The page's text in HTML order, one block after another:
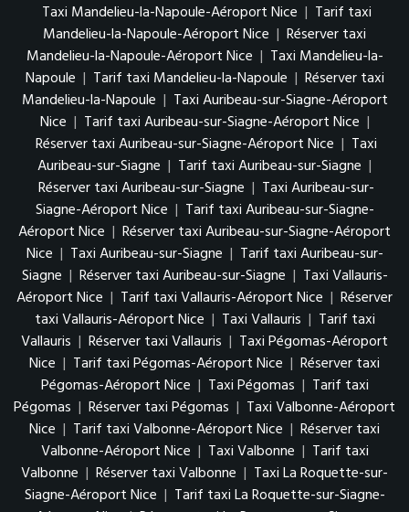
Taxi Mandelieu-la-Napoule-Aéroport Nice | Tarif taxi
Mandelieu-la-Napoule-Aéroport Nice | Réserver taxi
Mandelieu-la-Napoule-Aéroport Nice | Taxi Mandelieu-la-
Napoule | Tarif taxi Mandelieu-la-Napoule | Réserver taxi
Mandelieu-la-Napoule | Taxi Auribeau-sur-Siagne-Aéroport
Nice | Tarif taxi Auribeau-sur-Siagne-Aéroport Nice |
Réserver taxi Auribeau-sur-Siagne-Aéroport Nice | Taxi
Auribeau-sur-Siagne | Tarif taxi Auribeau-sur-Siagne |
Réserver taxi Auribeau-sur-Siagne | Taxi Auribeau-sur-
Siagne-Aéroport Nice | Tarif taxi Auribeau-sur-Siagne-
Aéroport Nice | Réserver taxi Auribeau-sur-Siagne-Aéroport
Nice | Taxi Auribeau-sur-Siagne | Tarif taxi Auribeau-sur-
Siagne | Réserver taxi Auribeau-sur-Siagne | Taxi Vallauris-
Aéroport Nice | Tarif taxi Vallauris-Aéroport Nice | Réserver
taxi Vallauris-Aéroport Nice | Taxi Vallauris | Tarif taxi
Vallauris | Réserver taxi Vallauris | Taxi Pégomas-Aéroport
Nice | Tarif taxi Pégomas-Aéroport Nice | Réserver taxi
Pégomas-Aéroport Nice | Taxi Pégomas | Tarif taxi
Pégomas | Réserver taxi Pégomas | Taxi Valbonne-Aéroport
Nice | Tarif taxi Valbonne-Aéroport Nice | Réserver taxi
Valbonne-Aéroport Nice | Taxi Valbonne | Tarif taxi
Valbonne | Réserver taxi Valbonne | Taxi La Roquette-sur-
Siagne-Aéroport Nice | Tarif taxi La Roquette-sur-Siagne-